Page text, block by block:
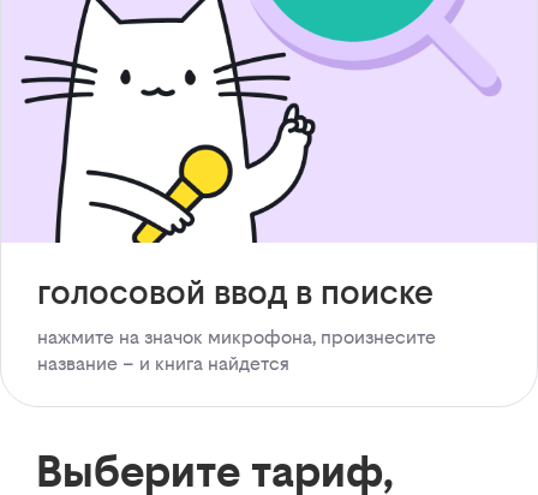
голосовой ввод в поиске
нажмите на значок микрофона, произнесите
название – и книга найдется
Выберите тариф,